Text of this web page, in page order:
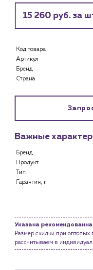
Каталог
Застройщикам
Услуги
Водоснабжение и
Сервис и
15 260 руб. за
Код товара
Артикул
Бренд
Страна
Важные
Бренд
Продукт
Тип
Гарантия, г
Указана
Размер скидки при оптовых
рассчитываем в